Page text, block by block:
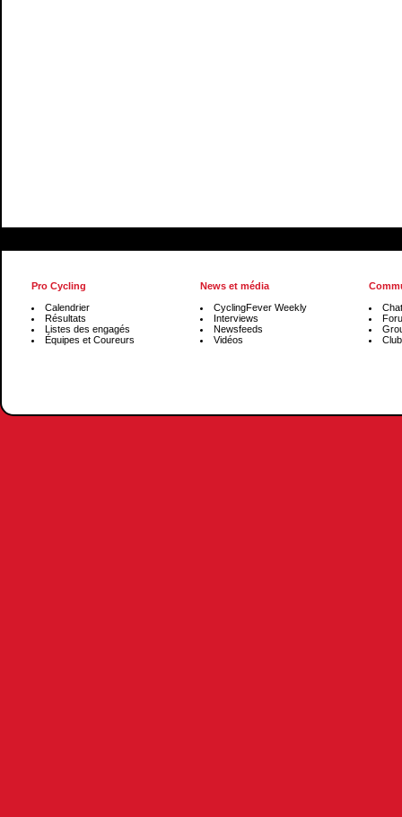
Pro Cycling
Calendrier
Résultats
Listes des engagés
Équipes et Coureurs
News et média
CyclingFever Weekly
Interviews
Newsfeeds
Vidéos
Chat